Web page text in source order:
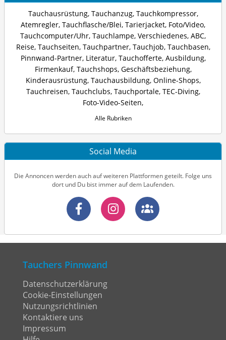
Tauchausrüstung, Tauchanzug, Tauchkompressor,
Atemregler, Tauchflasche/Blei, Tarierjacket, Foto/Video,
Tauchcomputer/Uhr, Tauchlampe, Verschiedenes, ABC,
Reise, Tauchseiten, Tauchpartner, Tauchjob, Tauchbasen,
Pinnwand-Partner, Literatur, Tauchofferte, Ausbildung,
Firmenkauf, Tauchshops, Geschäftsbeziehung,
Kinderausrüstung, Tauchausbildung, Online-Shops,
Tauchreisen, Tauchclubs, Tauchportale, TEC-Diving,
Foto-Video-Seiten,
Alle Rubriken
Social Media
Die Annoncen werden auch auf weiteren Plattformen geteilt. Folge uns
dort und Du bist immer auf dem Laufenden.
Tauchers Pinnwand
Datenschutzerklärung
Cookie-Einstellungen
Nutzungsrichtlinien
Kontaktiere uns
Impressum